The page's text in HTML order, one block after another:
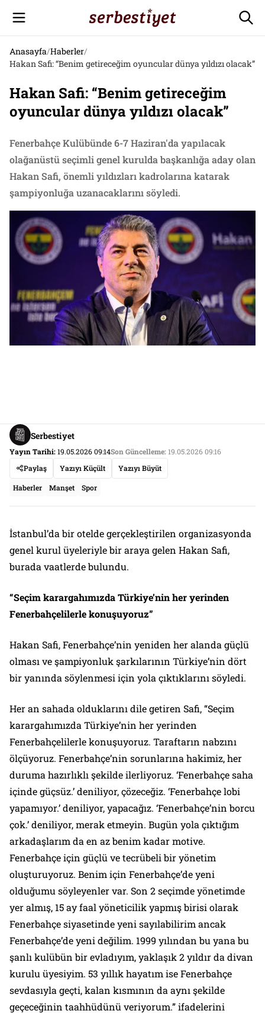
Anasayfa/Haberler/
Hakan Safi: “Benim getireceğim oyuncular dünya yıldızı olacak”
Hakan Safi: “Benim getireceğim
oyuncular dünya yıldızı olacak”
Fenerbahçe Kulübünde 6-7 Haziran'da yapılacak
olağanüstü seçimli genel kurulda başkanlığa aday olan
Hakan Safi, önemli yıldızları kadrolarına katarak
şampiyonluğa uzanacaklarını söyledi.
Serbestiyet
Yayın Tarihi:19.05.2026 09:14Son Güncelleme:19.05.2026 09:16
Paylaş
Yazıyı Küçült Yazıyı Büyüt
Haberler Manşet Spor
İstanbul’da bir otelde gerçekleştirilen organizasyonda
genel kurul üyeleriyle bir araya gelen Hakan Safi,
burada vaatlerde bulundu.
“Seçim karargahımızda Türkiye’nin her yerinden
Fenerbahçelilerle konuşuyoruz”
Hakan Safi, Fenerbahçe’nin yeniden her alanda güçlü
olması ve şampiyonluk şarkılarının Türkiye’nin dört
bir yanında söylenmesi için yola çıktıklarını söyledi.
Her an sahada olduklarını dile getiren Safi, “Seçim
karargahımızda Türkiye’nin her yerinden
Fenerbahçelilerle konuşuyoruz. Taraftarın nabzını
ölçüyoruz. Fenerbahçe’nin sorunlarına hakimiz, her
duruma hazırlıklı şekilde ilerliyoruz. ‘Fenerbahçe saha
içinde güçsüz.’ deniliyor, çözeceğiz. ‘Fenerbahçe lobi
yapamıyor.’ deniliyor, yapacağız. ‘Fenerbahçe’nin borcu
çok.’ deniliyor, merak etmeyin. Bugün yola çıktığım
arkadaşlarım da en az benim kadar motive.
Fenerbahçe için güçlü ve tecrübeli bir yönetim
oluşturuyoruz. Benim için Fenerbahçe’de yeni
olduğumu söyleyenler var. Son 2 seçimde yönetimde
yer almış, 15 ay faal yöneticilik yapmış birisi olarak
Fenerbahçe siyasetinde yeni sayılabilirim ancak
Fenerbahçe’de yeni değilim. 1999 yılından bu yana bu
şanlı kulübün bir evladıyım, yaklaşık 2 yıldır da divan
kurulu üyesiyim. 53 yıllık hayatım ise Fenerbahçe
sevdasıyla geçti, kalan kısmının da aynı şekilde
geçeceğinin taahhüdünü veriyorum.” ifadelerini